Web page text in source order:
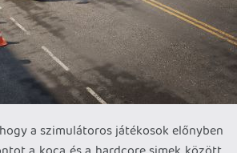
a szimulátoros játékosok előnyben